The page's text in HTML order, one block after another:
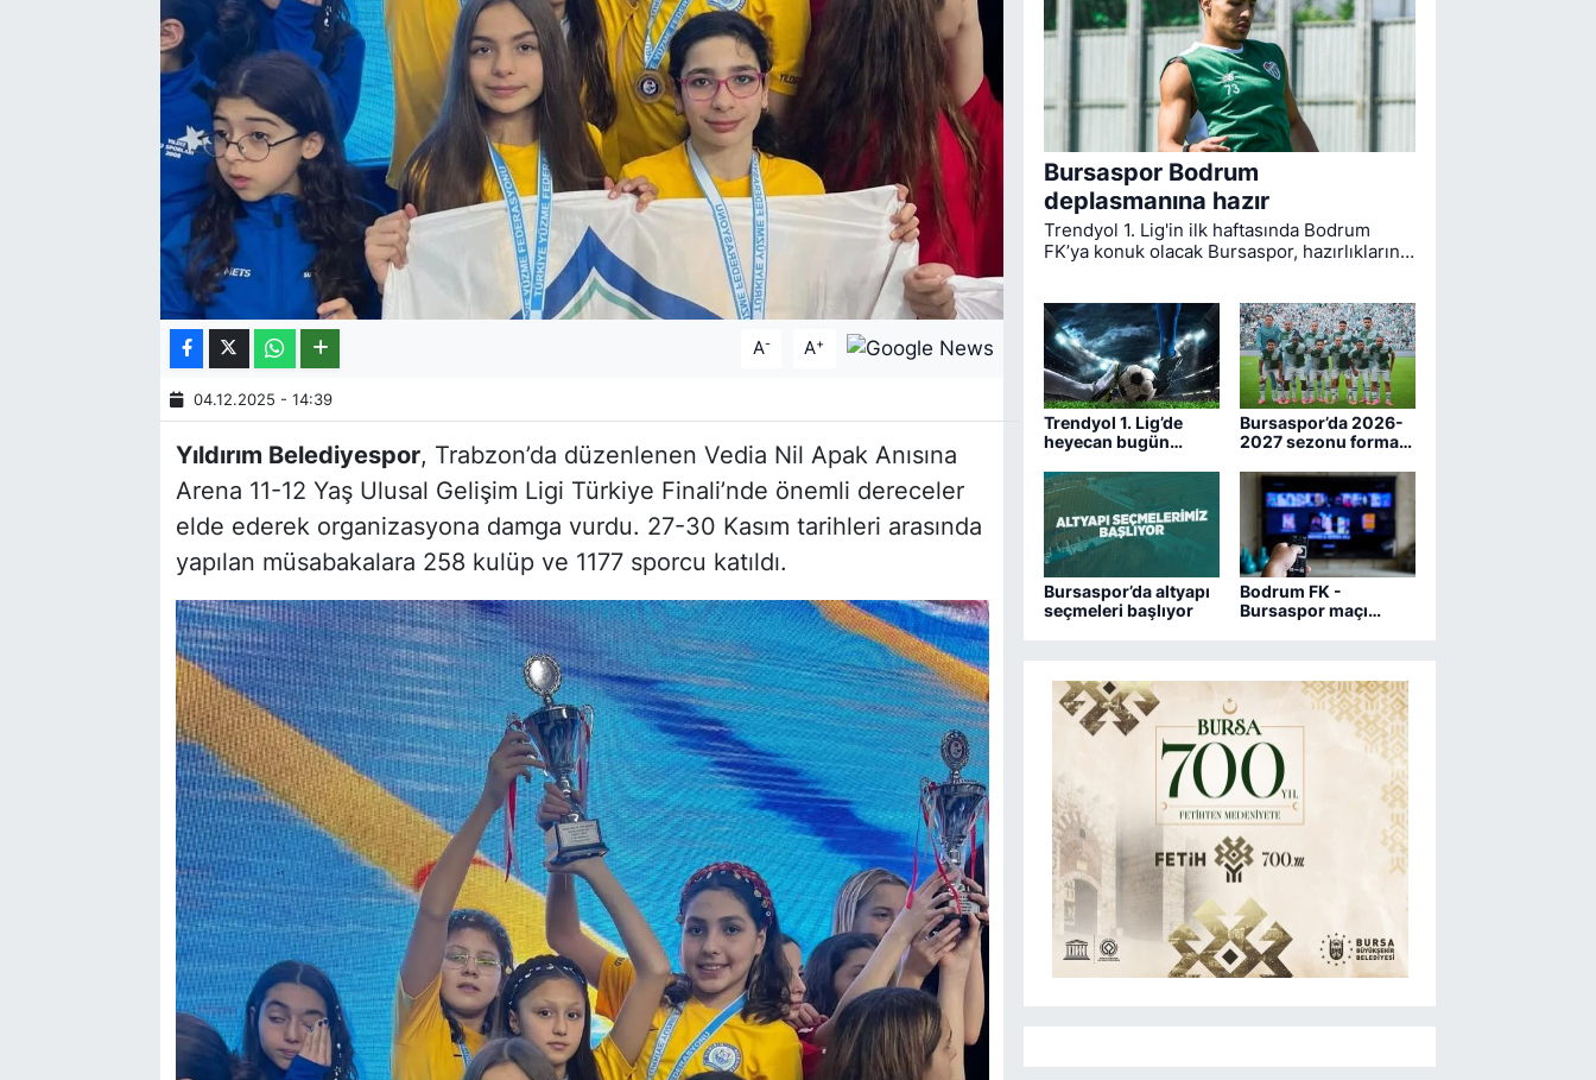
A- A+
04.12.2025 - 14:39
Yıldırım Belediyespor, Trabzon’da düzenlenen Vedia Nil Apak Anısına
Arena 11-12 Yaş Ulusal Gelişim Ligi Türkiye Finali’nde önemli dereceler
elde ederek organizasyona damga vurdu. 27-30 Kasım tarihleri arasında
yapılan müsabakalara 258 kulüp ve 1177 sporcu katıldı.
Bursaspor Bodrum
deplasmanına hazır
Trendyol 1. Lig'in ilk haftasında Bodrum
FK’ya konuk olacak Bursaspor, hazırlıklarını
mücadelesini hakem Yiğit Arslan yönetecek.
Trendyol 1. Lig’de
heyecan bugün
Bursaspor’da 2026-
2027 sezonu forma
Bursaspor’da altyapı
seçmeleri başlıyor
Bodrum FK -
Bursaspor maçı